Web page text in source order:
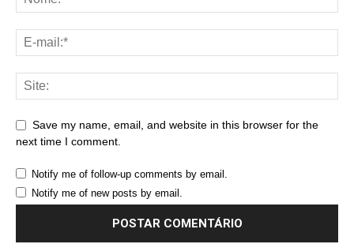
Save my name, email, and website in this browser for the
next time I comment.
Notify me of follow-up comments by email.
Notify me of new posts by email.